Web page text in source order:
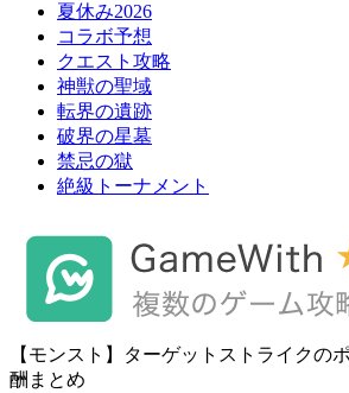
夏休み2026
コラボ予想
クエスト攻略
神獣の聖域
転界の遺跡
破界の星墓
禁忌の獄
絶級トーナメント
【モンスト】ターゲットストライクの
酬まとめ